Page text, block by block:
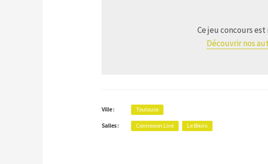
Ce jeu concours
Découvrir nos
Ville : Toulouse
Salles : Connexion Live Le Bikini